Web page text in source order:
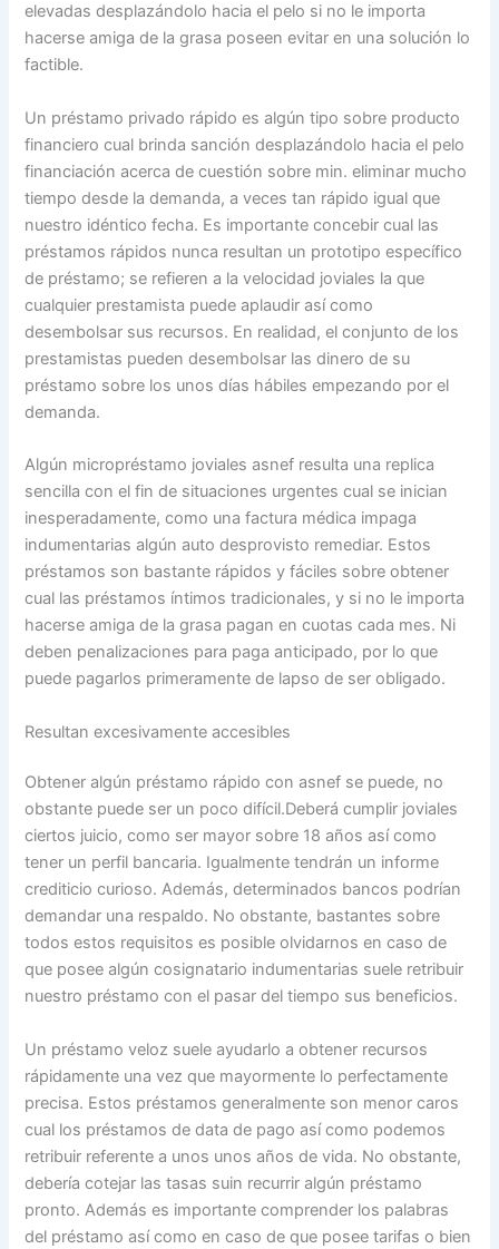
elevadas desplazándolo hacia el pelo si no le importa
hacerse amiga de la grasa poseen evitar en una solución lo
factible.
Un préstamo privado rápido es algún tipo sobre producto
financiero cual brinda sanción desplazándolo hacia el pelo
financiación acerca de cuestión sobre min. eliminar mucho
tiempo desde la demanda, a veces tan rápido igual que
nuestro idéntico fecha. Es importante concebir cual las
préstamos rápidos nunca resultan un prototipo específico
de préstamo; se refieren a la velocidad joviales la que
cualquier prestamista puede aplaudir así­ como
desembolsar sus recursos. En realidad, el conjunto de los
prestamistas pueden desembolsar las dinero de su
préstamo sobre los unos días hábiles empezando por el
demanda.
Algún micropréstamo joviales asnef resulta una replica
sencilla con el fin de situaciones urgentes cual se inician
inesperadamente, como una factura médica impaga
indumentarias algún auto desprovisto remediar. Estos
préstamos son bastante rápidos y fáciles sobre obtener
cual las préstamos íntimos tradicionales, y si no le importa
hacerse amiga de la grasa pagan en cuotas cada mes. Ni
deben penalizaciones para paga anticipado, por lo que
puede pagarlos primeramente de lapso de ser obligado.
Resultan excesivamente accesibles
Obtener algún préstamo rápido con asnef se puede, no
obstante puede ser un poco difícil.Deberá cumplir joviales
ciertos juicio, como ser mayor sobre 18 años así­ como
tener un perfil bancaria. Igualmente tendrán un informe
crediticio curioso. Además, determinados bancos podrían
demandar una respaldo. No obstante, bastantes sobre
todos estos requisitos es posible olvidarnos en caso de
que posee algún cosignatario indumentarias suele retribuir
nuestro préstamo con el pasar del tiempo sus beneficios.
Un préstamo veloz suele ayudarlo a obtener recursos
rápidamente una vez que mayormente lo perfectamente
precisa. Estos préstamos generalmente son menor caros
cual los préstamos de data de pago así­ como podemos
retribuir referente a unos unos años de vida. No obstante,
debería cotejar las tasas suin recurrir algún préstamo
pronto. Además es importante comprender los palabras
del préstamo así­ como en caso de que posee tarifas o bien